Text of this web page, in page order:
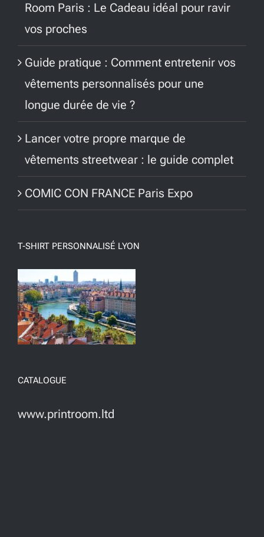
Room Paris : Le Cadeau idéal pour ravir
vos proches
Guide pratique : Comment entretenir vos
vêtements personnalisés pour une
longue durée de vie ?
Lancer votre propre marque de
vêtements streetwear : le guide complet
COMIC CON FRANCE Paris Expo
T-SHIRT PERSONNALISÉ LYON
CATALOGUE
www.printroom.ltd